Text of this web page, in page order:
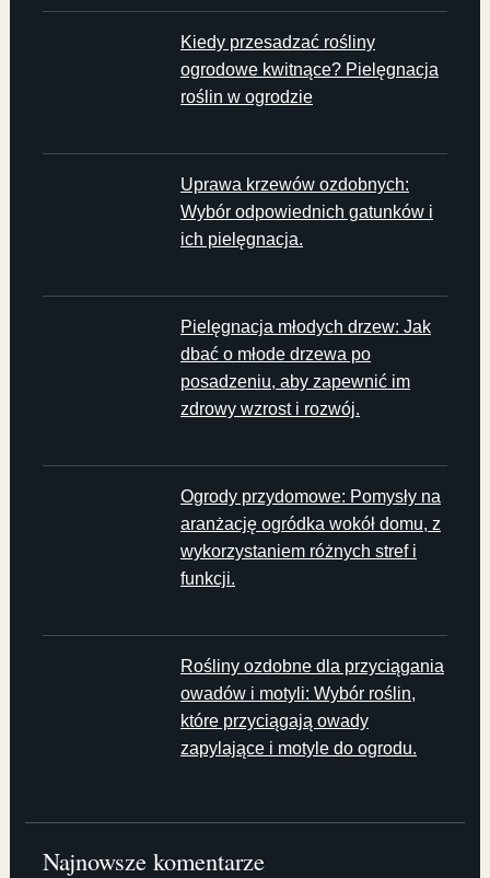
Kiedy przesadzać rośliny
ogrodowe kwitnące? Pielęgnacja
roślin w ogrodzie
Uprawa krzewów ozdobnych:
Wybór odpowiednich gatunków i
ich pielęgnacja.
Pielęgnacja młodych drzew: Jak
dbać o młode drzewa po
posadzeniu, aby zapewnić im
zdrowy wzrost i rozwój.
Ogrody przydomowe: Pomysły na
aranżację ogródka wokół domu, z
wykorzystaniem różnych stref i
funkcji.
Rośliny ozdobne dla przyciągania
owadów i motyli: Wybór roślin,
które przyciągają owady
zapylające i motyle do ogrodu.
Najnowsze komentarze